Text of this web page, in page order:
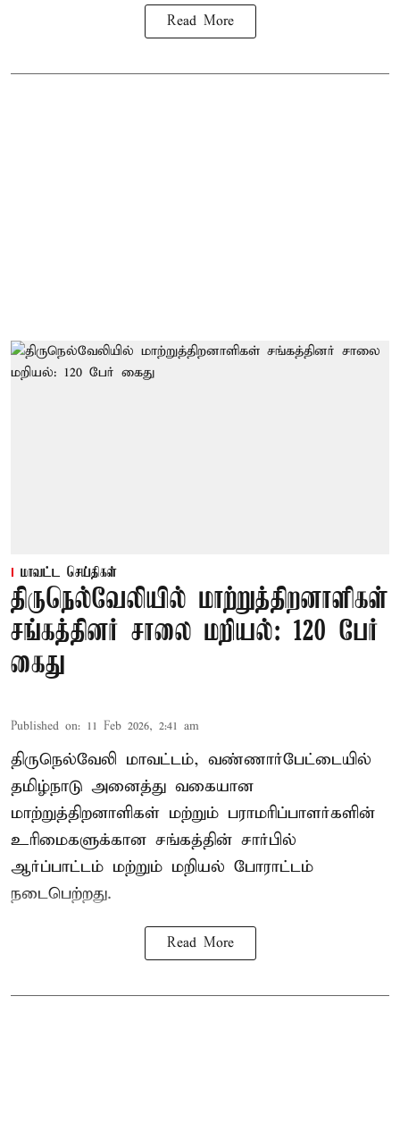
Read More
மாவட்ட செய்திகள்
திருநெல்வேலியில் மாற்றுத்திறனாளிகள்
சங்கத்தினர் சாலை மறியல்: 120 பேர்
கைது
Published on: 11 Feb 2026, 2:41 am
திருநெல்வேலி மாவட்டம், வண்ணார்பேட்டையில்
தமிழ்நாடு அனைத்து வகையான
மாற்றுத்திறனாளிகள் மற்றும் பராமரிப்பாளர்களின்
உரிமைகளுக்கான சங்கத்தின் சார்பில்
ஆர்ப்பாட்டம் மற்றும் மறியல் போராட்டம்
நடைபெற்றது.
Read More